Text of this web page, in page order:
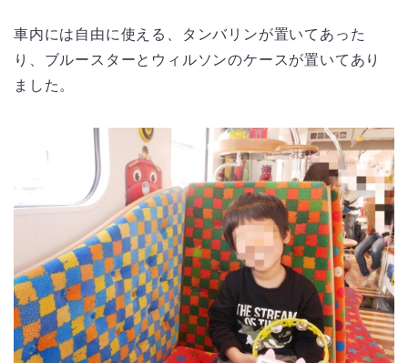
車内には自由に使える、タンバリンが置いてあった
り、ブルースターとウィルソンのケースが置いてあり
ました。